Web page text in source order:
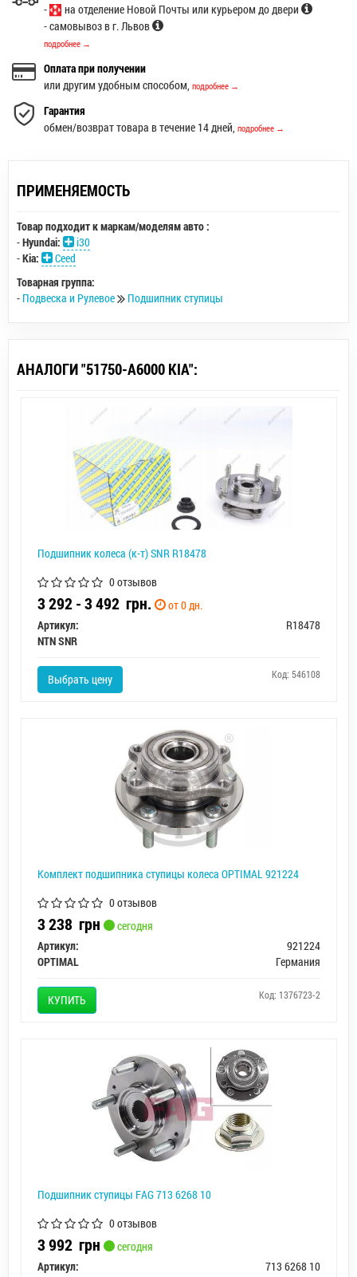
-
на отделение Новой Почты или курьером до двери
- самовывоз в г. Львов
подробнее →
Оплата при получении
или другим удобным способом, подробнее →
Гарантия
обмен/возврат товара в течение 14 дней, подробнее →
ПРИМЕНЯЕМОСТЬ
Товар подходит к маркам/моделям авто :
-Hyundai:
i30
-Kia:
Ceed
Товарная группа:
- Подвеска и Рулевое Подшипник ступицы
АНАЛОГИ "51750-A6000 KIA":
Подшипник колеса (к-т) SNR R18478
0 отзывов
3 292 - 3 492 грн.
от 0 дн.
Артикул:
R18478
NTN SNR
Выбрать цену Код: 546108
Комплект подшипника ступицы колеса OPTIMAL 921224
0 отзывов
3 238 грн
сегодня
Артикул:
921224
OPTIMAL
Германия
КУПИТЬ Код: 1376723-2
Подшипник ступицы FAG 713 6268 10
0 отзывов
3 992 грн
сегодня
Артикул:
713 6268 10